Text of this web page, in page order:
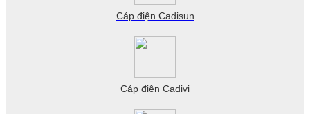
Cáp điện Cadisun
Cáp điện Cadivi